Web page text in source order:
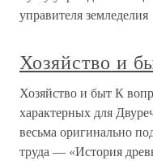
управителя земледелия
Хозяйство и
Хозяйство и быт К
характерных для
весьма оригинально
труда — «История